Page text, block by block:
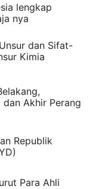
lengkap
nya
dan Sifat-
Kimia
Akhir Perang
Republik
Para Ahli